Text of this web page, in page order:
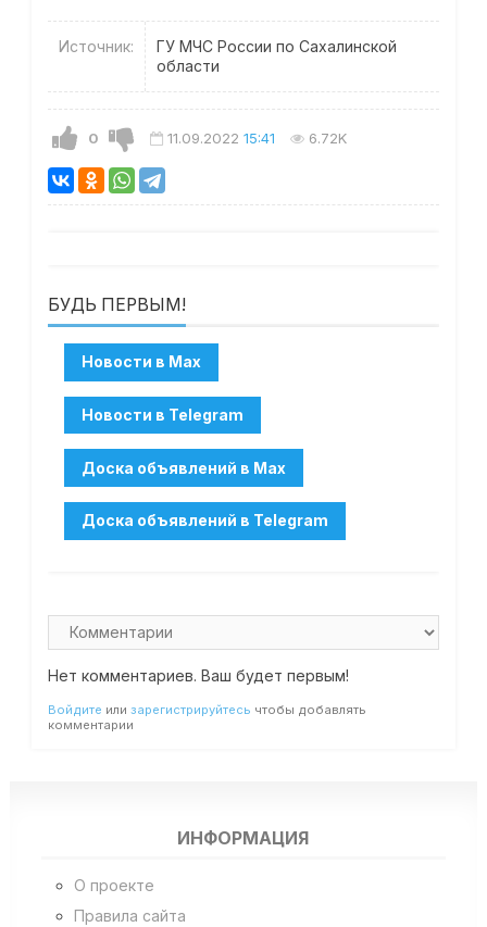
Источник:
ГУ МЧС России по Сахалинской
области
0 11.09.2022 15:41 6.72K
БУДЬ ПЕРВЫМ!
Нет комментариев. Ваш будет первым!
Войдите или зарегистрируйтесь чтобы добавлять
комментарии
ИНФОРМАЦИЯ
О проекте
Правила сайта